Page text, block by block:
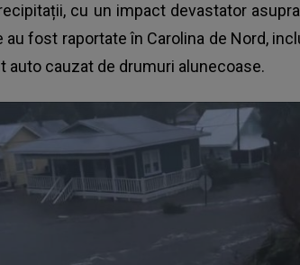
cu un impact devastator
au fost raportate în Carolina de Nord,
auto cauzat de drumuri alunecoase.